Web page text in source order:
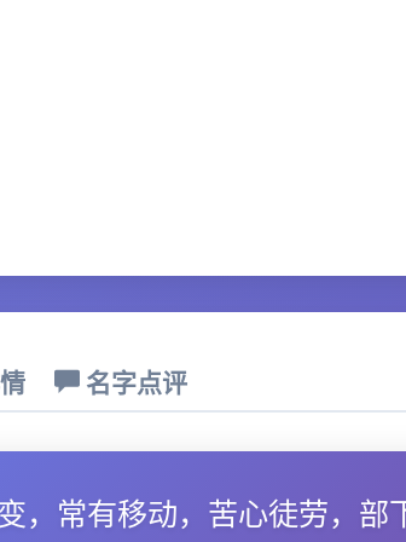
名字点评
，常有移动，苦心徒劳，部